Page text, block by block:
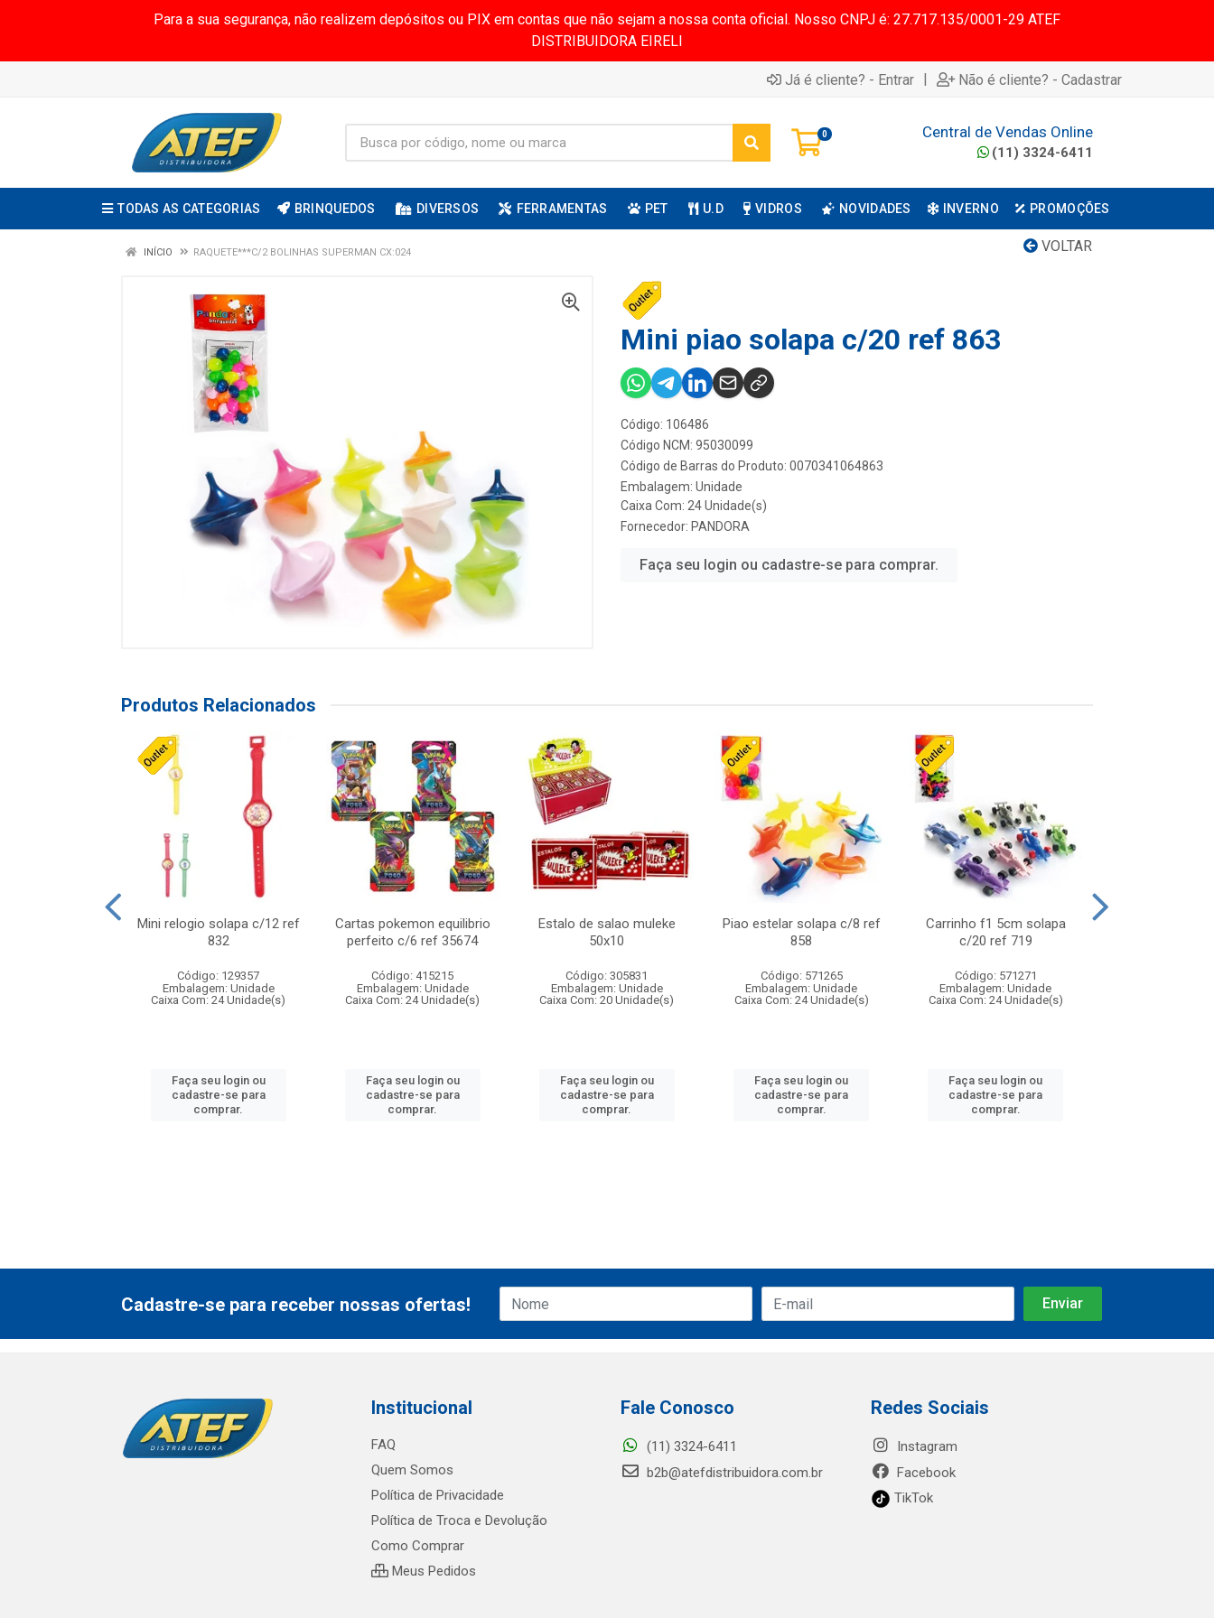
Para a sua segurança, não realizem depósitos ou PIX em contas que não sejam a nossa conta oficial. Nosso CNPJ é: 27.717.135/0001-29 ATEF
DISTRIBUIDORA EIRELI
Já é cliente? - Entrar | Não é cliente? - Cadastrar
0 Central de Vendas Online
(11) 3324-6411
TODAS AS CATEGORIAS BRINQUEDOS DIVERSOS FERRAMENTAS PET U.D VIDROS NOVIDADES INVERNO PROMOÇÕES
VOLTAR
INÍCIO RAQUETE***C/2 BOLINHAS SUPERMAN CX:024
Mini piao solapa c/20 ref 863
Código: 106486
Código NCM: 95030099
Código de Barras do Produto: 0070341064863
Embalagem: Unidade
Caixa Com: 24 Unidade(s)
Fornecedor: PANDORA
Faça seu login ou cadastre-se para comprar.
Produtos Relacionados
Mini relogio solapa c/12 ref
832
Código: 129357
Embalagem: Unidade
Caixa Com: 24 Unidade(s)
Faça seu login ou
cadastre-se para
comprar.
Cartas pokemon equilibrio
perfeito c/6 ref 35674
Código: 415215
Embalagem: Unidade
Caixa Com: 24 Unidade(s)
Faça seu login ou
cadastre-se para
comprar.
Estalo de salao muleke
50x10
Código: 305831
Embalagem: Unidade
Caixa Com: 20 Unidade(s)
Faça seu login ou
cadastre-se para
comprar.
Piao estelar solapa c/8 ref
858
Código: 571265
Embalagem: Unidade
Caixa Com: 24 Unidade(s)
Faça seu login ou
cadastre-se para
comprar.
Carrinho f1 5cm solapa
c/20 ref 719
Código: 571271
Embalagem: Unidade
Caixa Com: 24 Unidade(s)
Faça seu login ou
cadastre-se para
comprar.
Cadastre-se para receber nossas ofertas!
Institucional
FAQ
Quem Somos
Política de Privacidade
Política de Troca e Devolução
Como Comprar
Meus Pedidos
Fale Conosco
(11) 3324-6411
b2b@atefdistribuidora.com.br
Redes Sociais
Instagram
Facebook
TikTok